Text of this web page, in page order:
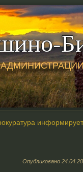
информирует
Опубликовано